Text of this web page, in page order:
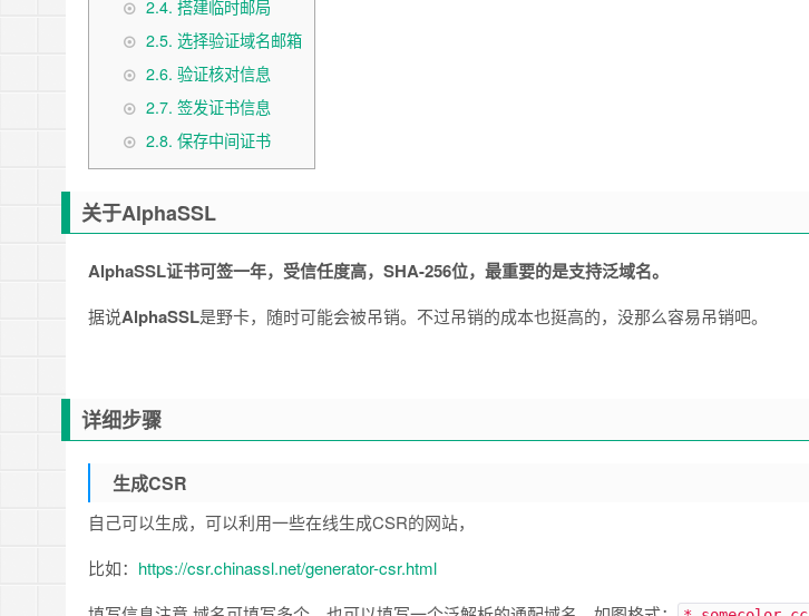
2.4. 搭建临时邮局
2.5. 选择验证域名邮箱
2.6. 验证核对信息
2.7. 签发证书信息
2.8. 保存中间证书
关于AlphaSSL
AlphaSSL证书可签一年，受信任度高，SHA-256位，最重要的是支持泛域名。
据说AlphaSSL是野卡，随时可能会被吊销。不过吊销的成本也挺高的，没那么容易吊销吧。
详细步骤
生成CSR
自己可以生成，可以利用一些在线生成CSR的网站，
比如： https://csr.chinassl.net/generator-csr.html